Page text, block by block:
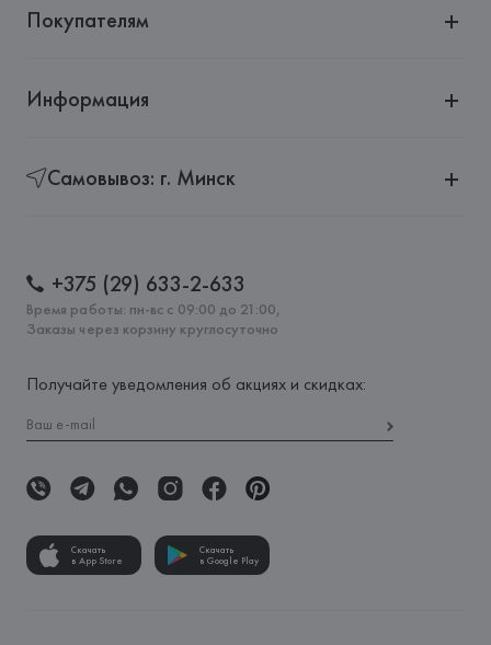
Покупателям
Информация
Самовывоз: г. Минск
+375 (29) 633-2-633
Время работы: пн-вс с 09:00 до 21:00,
Заказы через корзину круглосуточно
Получайте уведомления об акциях и скидках:
Скачать
в App Store
Скачать
в Google Play